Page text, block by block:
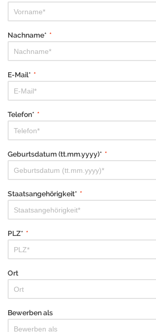
Nachname* *
E-Mail* *
Telefon* *
Geburtsdatum (tt.mm.yyyy)* *
Staatsangehörigkeit* *
PLZ* *
Ort
Bewerben als